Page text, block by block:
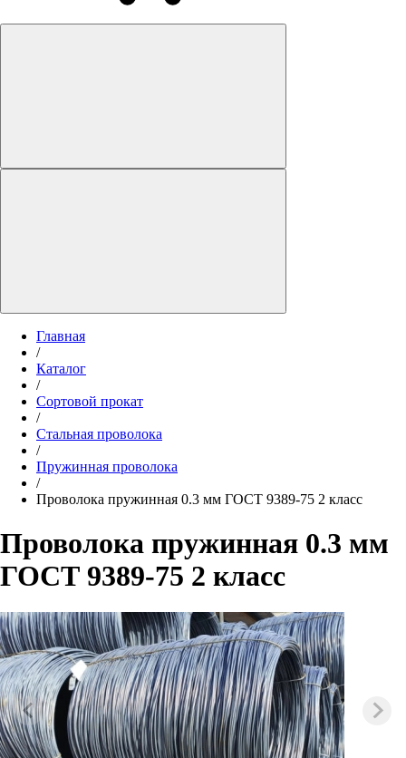
Главная
/
Каталог
/
Сортовой прокат
/
Стальная проволока
/
Пружинная проволока
/
Проволока пружинная 0.3 мм ГОСТ 9389-75 2 класс
Проволока пружинная 0.3 мм
ГОСТ 9389-75 2 класс